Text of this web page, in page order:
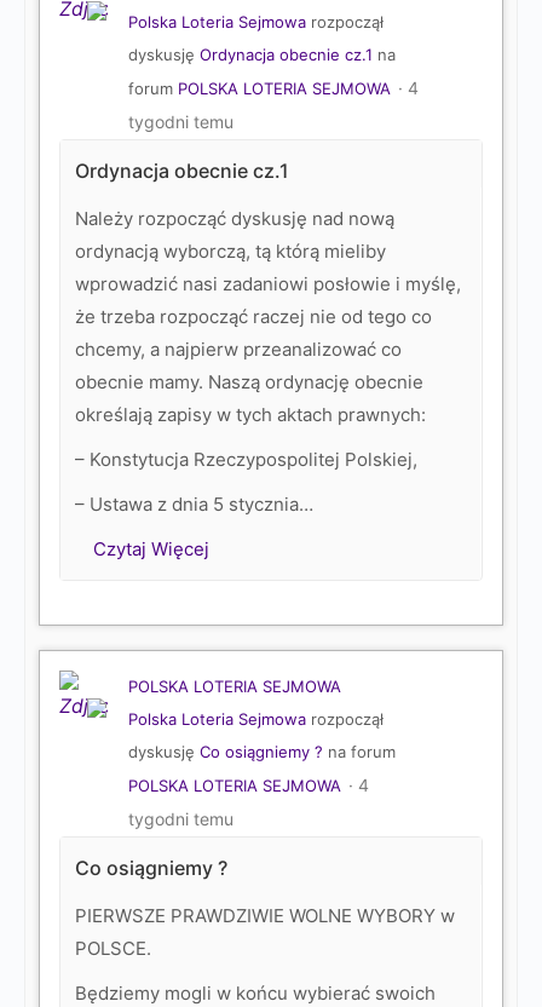
Polska Loteria Sejmowarozpoczął
dyskusję Ordynacja obecnie cz.1 na
forum POLSKA LOTERIA SEJMOWA
4
tygodni temu
Ordynacja obecnie cz.1
Należy rozpocząć dyskusję nad nową
ordynacją wyborczą, tą którą mieliby
wprowadzić nasi zadaniowi posłowie i myślę,
że trzeba rozpocząć raczej nie od tego co
chcemy, a najpierw przeanalizować co
obecnie mamy. Naszą ordynację obecnie
określają zapisy w tych aktach prawnych:
– Konstytucja Rzeczypospolitej Polskiej,
– Ustawa z dnia 5 stycznia…
Czytaj Więcej
POLSKA LOTERIA SEJMOWA
Polska Loteria Sejmowarozpoczął
dyskusję Co osiągniemy ? na forum
POLSKA LOTERIA SEJMOWA
4
tygodni temu
Co osiągniemy ?
PIERWSZE PRAWDZIWIE WOLNE WYBORY w
POLSCE.
Będziemy mogli w końcu wybierać swoich